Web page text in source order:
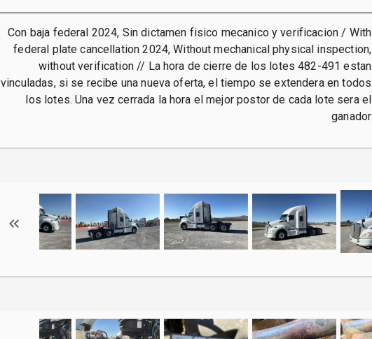
Con baja federal 2024, Sin dictamen fisico mecanico y verificacion / With
federal plate cancellation 2024, Without mechanical physical inspection,
without verification // La hora de cierre de los lotes 482-491 estan
vinculadas, si se recibe una nueva oferta, el tiempo se extendera en todos
los lotes. Una vez cerrada la hora el mejor postor de cada lote sera el
ganador